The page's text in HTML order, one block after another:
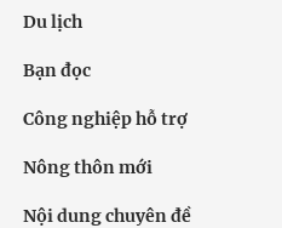
Du lịch
Bạn đọc
Công nghiệp hỗ trợ
Nông thôn mới
Nội dung chuyên đề